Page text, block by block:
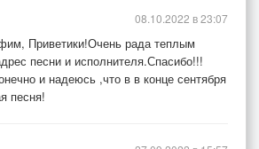
Приветики!Очень рада теплым
песни и исполнителя.Спасибо!!!
и надеюсь ,что в в конце сентября
песня!
08.10.2022 в 23:07